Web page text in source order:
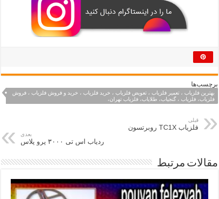
برچسب‌ها
بهترین فلزیاب ، تعمیر فلزیاب ، تعویض فلزیاب ، خرید فلزیاب ، خرید و فروش فلزیاب ، فروش
فلزیاب، فلزیاب ، گنجیاب، طلایاب، فلزیاب تهران،
قبلی
فلزیاب TC1X روبرتسون
بعدی
ردیاب اس تی ۳۰۰۰ پرو پلاس
مقالات مرتبط